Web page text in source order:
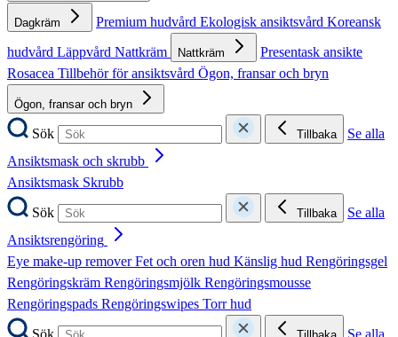
Dagkräm Premium hudvård Ekologisk ansiktsvård Koreansk
hudvård Läppvård Nattkräm Nattkräm
Presentask ansikte
Rosacea Tillbehör för ansiktsvård Ögon, fransar och bryn
Ögon, fransar och bryn
Sök Tillbaka
Se alla
Ansiktsmask och skrubb
Ansiktsmask Skrubb
Sök
Tillbaka
Se alla
Ansiktsrengöring
Eye make-up removerFet och oren hud Känslig hud Rengöringsgel
Rengöringskräm Rengöringsmjölk Rengöringsmousse
Rengöringspads Rengöringswipes Torr hud